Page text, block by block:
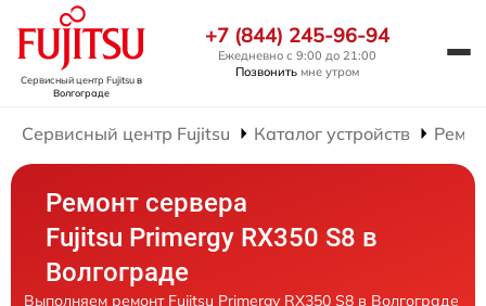
Сервисный центр Fujitsuв
Волгограде
+7 (844) 245-96-94
Ежедневно с 9:00 до 21:00
Позвонить мне утром
Сервисный центр Fujitsu Каталог устройств
Ремонт сервера
Fujitsu Primergy RX350 S8 в
Волгограде
Выполняем ремонт Fujitsu Primergy RX350 S8 в Волгограде